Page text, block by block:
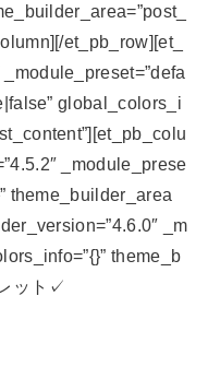
et_pb_row][et_
global_colors_i
_module_prese
theme_builder_area
_m
theme_b
ット✓